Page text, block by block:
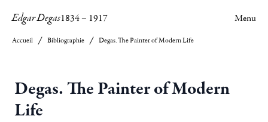
Edgar Degas1834– 1917 Menu
Accueil Bibliographie Degas. The Painter of Modern Life
Degas. The Painter of Modern
Life